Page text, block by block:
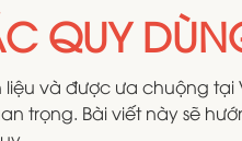
QUY
và được ưa chuộng tại
trọng. Bài viết này sẽ